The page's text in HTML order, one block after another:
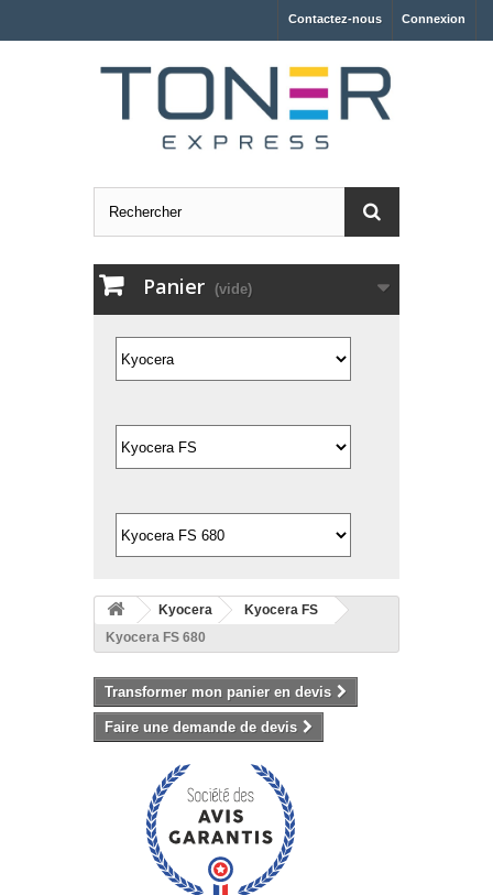
Connexion
Contactez-nous
Panier (vide)
Kyocera
Kyocera FS
Kyocera FS 680
Transformer mon panier en devis
Faire une demande de devis